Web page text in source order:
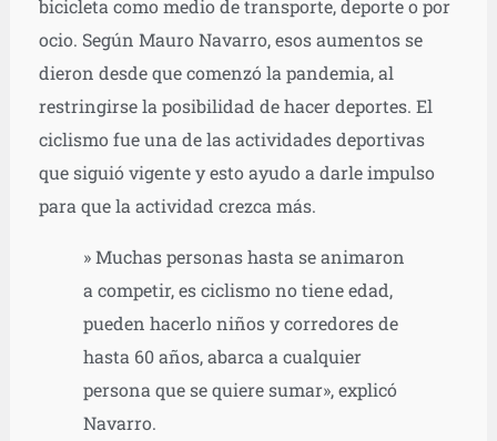
bicicleta como medio de transporte, deporte o por
ocio. Según Mauro Navarro, esos aumentos se
dieron desde que comenzó la pandemia, al
restringirse la posibilidad de hacer deportes. El
ciclismo fue una de las actividades deportivas
que siguió vigente y esto ayudo a darle impulso
para que la actividad crezca más.
» Muchas personas hasta se animaron
a competir, es ciclismo no tiene edad,
pueden hacerlo niños y corredores de
hasta 60 años, abarca a cualquier
persona que se quiere sumar», explicó
Navarro.